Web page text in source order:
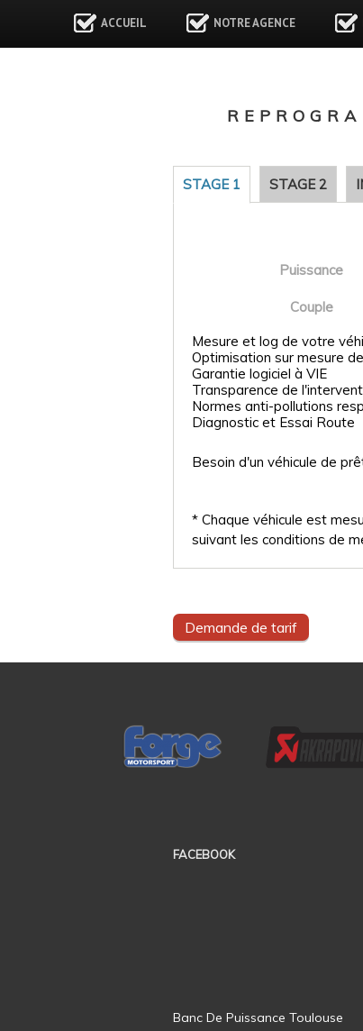
ACCUEIL NOTRE AGENCE
STAGE 1 STAGE 2
Puissance
Couple
Mesure et log de votre
Optimisation sur mesure
Garantie logiciel à VIE
Transparence de
Normes anti-pollutions
Diagnostic et Essai Route
Besoin d'un véhicule de
* Chaque véhicule est
suivant les conditions de
Demande de tarif
FACEBOOK
Banc De Puissance Toulouse